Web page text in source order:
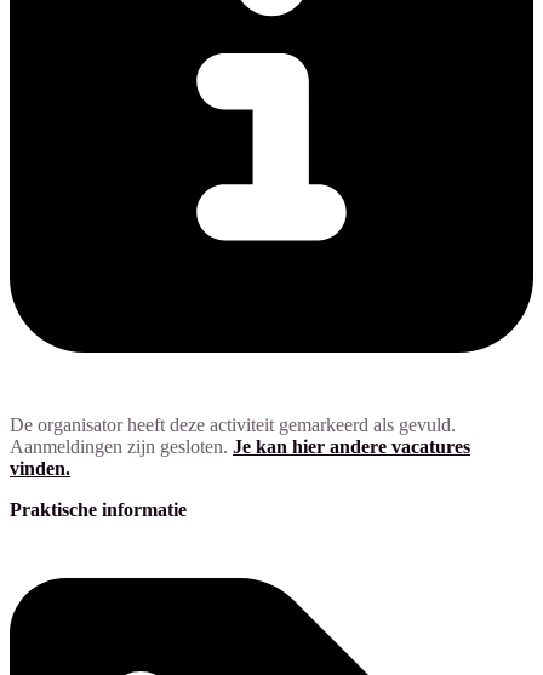
De organisator heeft deze activiteit gemarkeerd als gevuld.
Aanmeldingen zijn gesloten. Je kan hier andere vacatures
vinden.
Praktische informatie